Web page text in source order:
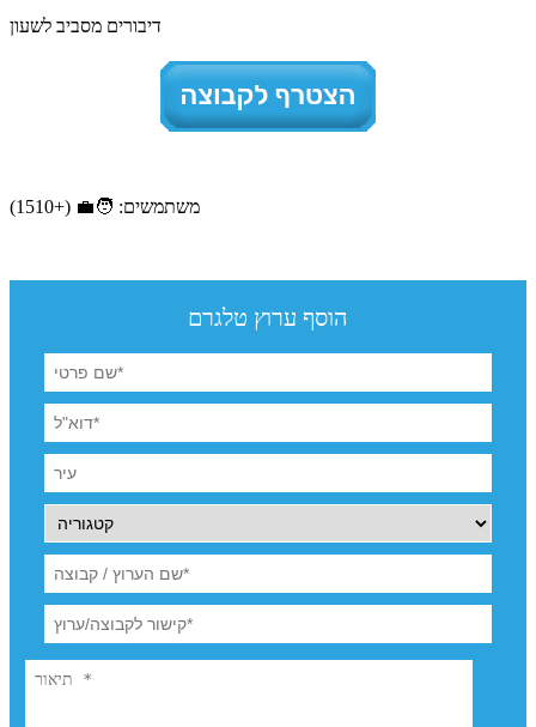
דיבורים מסביב לשעון
משתמשים: 🧑‍💼 (+1510)
הוסף ערוץ טלגרם